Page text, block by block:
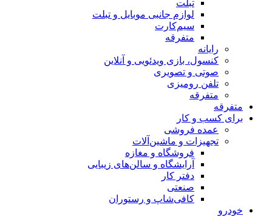
تبلت
لوازم جانبی موبایل و تبلت
سیم‌کارت
متفرقه
رایانه
کنسول، بازی‌ ویدئویی و آنلاین
صوتی و تصویری
تلفن رومیزی
متفرقه
متفرقه
برای کسب و کار
عمده فروشی
تجهیزات و ماشین‌آلات
فروشگاه و مغازه
آرایشگاه و سالن‌های زیبایی
دفتر کار
صنعتی
کافی‌شاپ و رستوران
خودرو